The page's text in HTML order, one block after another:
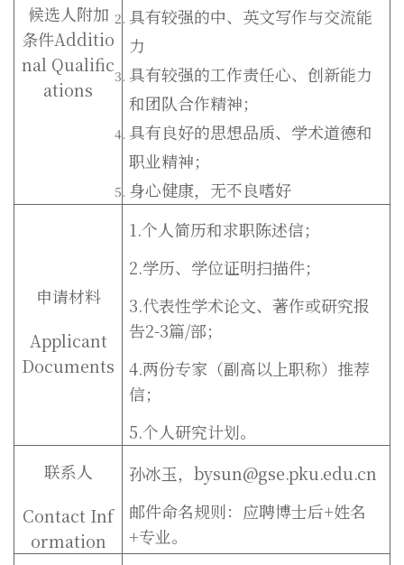
候选人附加
条件Additio
nal Qualific
ations
具有较强的中、英文写作与交流能
力
具有较强的工作责任心、创新能力
和团队合作精神；
具有良好的思想品质、学术道德和
职业精神；
身心健康，无不良嗜好
申请材料
Applicant
Documents
1.个人简历和求职陈述信；
2.学历、学位证明扫描件；
3.代表性学术论文、著作或研究报
告2-3篇/部；
4.两份专家（副高以上职称）推荐
信；
5.个人研究计划。
联系人
Contact Inf
ormation
孙冰玉，bysun@gse.pku.edu.cn
邮件命名规则：应聘博士后+姓名
+专业。